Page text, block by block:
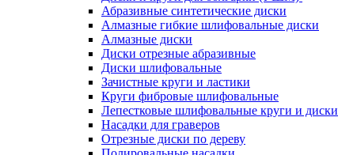
Абразивные синтетические диски
Алмазные гибкие шлифовальные диски
Алмазные диски
Диски отрезные абразивные
Диски шлифовальные
Зачистные круги и ластики
Круги фибровые шлифовальные
Лепестковые шлифовальные круги и диски
Насадки для граверов
Отрезные диски по дереву